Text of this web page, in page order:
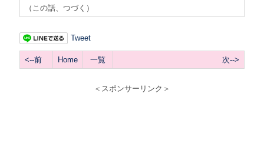
（この話、つづく）
Tweet
<--前 Home 一覧 次-->
＜スポンサーリンク＞